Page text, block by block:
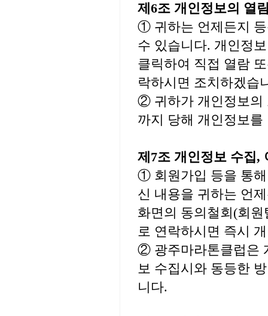
제6조 개인정보의 열
① 귀하는 언제든지
수 있습니다. 개인정
클릭하여 직접 열람
락하시면 조치하겠습
② 귀하가 개인정보의
까지 당해 개인정보
제7조 개인정보 수집,
① 회원가입 등을 통
신 내용을 귀하는 언
화면의 동의철회(회
로 연락하시면 즉시
② 광주마라톤클럽은
보 수집시와 동등한
니다.